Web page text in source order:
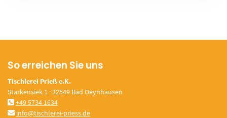
So erreichen Sie uns
Tischlerei Prieß e.K.
Starkensiek 1 · 32549 Bad Oeynhausen
+49 5734 1634
info@tischlerei-priess.de